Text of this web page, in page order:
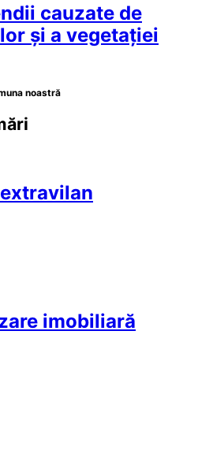
cauzate de
și a vegetației
noastră
imobiliară